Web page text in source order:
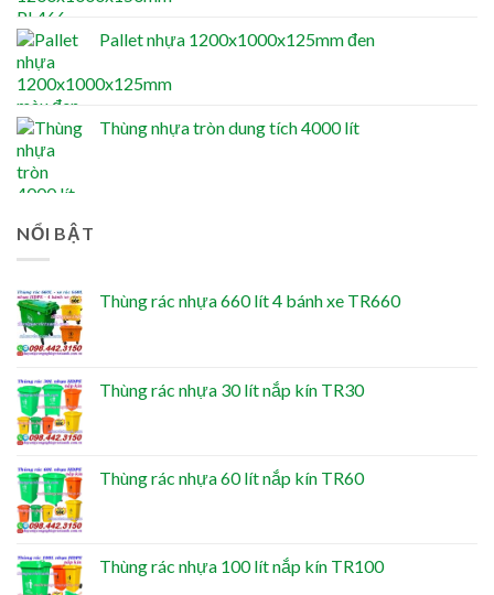
Pallet nhựa 1200x1000x125mm đen
Thùng nhựa tròn dung tích 4000 lít
NỔI BẬT
Thùng rác nhựa 660 lít 4 bánh xe TR660
Thùng rác nhựa 30 lít nắp kín TR30
Thùng rác nhựa 60 lít nắp kín TR60
Thùng rác nhựa 100 lít nắp kín TR100